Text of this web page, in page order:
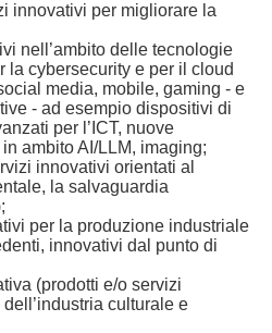
innovativi per migliorare la
nell’ambito delle tecnologie
la cybersecurity e per il cloud
media, mobile, gaming - e
- ad esempio dispositivi di
per l’ICT, nuove
ambito AI/LLM, imaging;
innovativi orientati al
la salvaguardia
per la produzione industriale
innovativi dal punto di
(prodotti e/o servizi
culturale e